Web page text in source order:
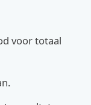
voor totaal